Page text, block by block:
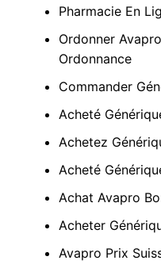
Pharmacie En
Ordonner
Ordonnance
Commander
Acheté
Achetez
Acheté
Achat Avapro
Acheter
Avapro Prix